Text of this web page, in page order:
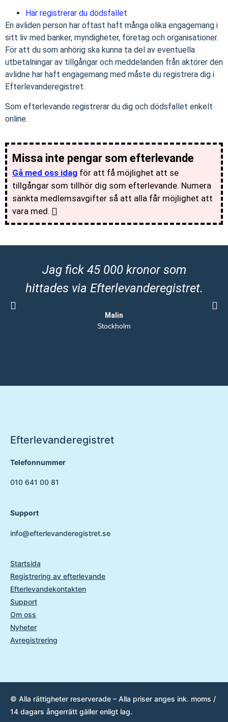
Här registrerar du dödsfallet
En avliden person har oftast haft många olika engagemang i
sitt liv med banker, myndigheter, företag och organisationer.
För att du som anhörig ska kunna ta del av eventuella
utbetalningar av tillgångar och meddelanden från aktörer den
avlidne har haft engagemang med måste du registrera dig i
Efterlevanderegistret.
Som efterlevande registrerar du dig och dödsfallet enkelt
online.
Missa inte pengar som efterlevande
Gå med oss idag för att få möjlighet att se
tillgångar som tillhör dig som efterlevande. Numera
sänkta medlemsavgifter så att alla får möjlighet att
vara med.
Jag fick 45 000 kronor som
hittades via Efterlevanderegistret.
Malin
Stockholm
Efterlevanderegistret
Telefonnummer
010 641 00 81
Support
info@efterlevanderegistret.se
Startsida
Registrering av efterlevande
Efterlevandekontakten
Support
Om oss
Nyheter
Avregistrering
© Alla rättigheter reserverade – Alla priser anges ink. moms /
14 dagars ångerrätt gäller enligt lag.